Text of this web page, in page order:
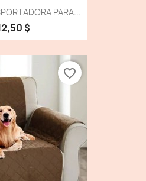
PARA...
$
favorite_border